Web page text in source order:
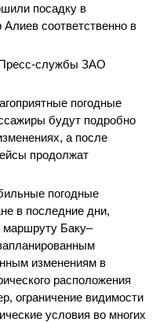
посадку в
соответственно в
службы ЗАО
погодные
будут подробно
а после
продолжат
погодные
в последние дни,
маршруту Баку–
изменениям в
расположения
ограничение видимости
условия во многих